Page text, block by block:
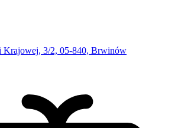
Krajowej, 3/2, 05-840, Brwinów